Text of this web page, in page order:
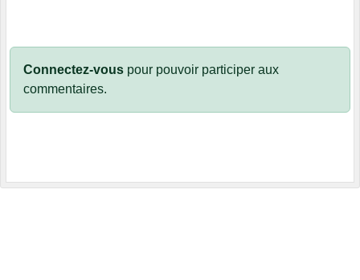
Connectez-vous pour pouvoir participer aux
commentaires.